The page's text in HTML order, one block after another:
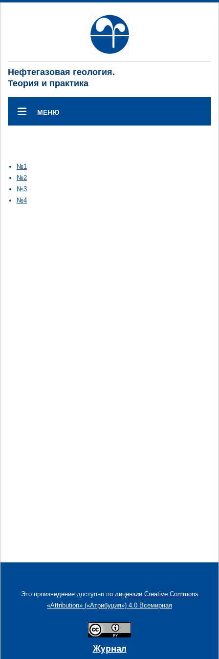
Нефтегазовая геология.
Теория и практика
МЕНЮ
№1
№2
№3
№4
Это произведение доступно по лицензии Creative Commons
«Attribution» («Атрибуция») 4.0 Всемирная
Журнал